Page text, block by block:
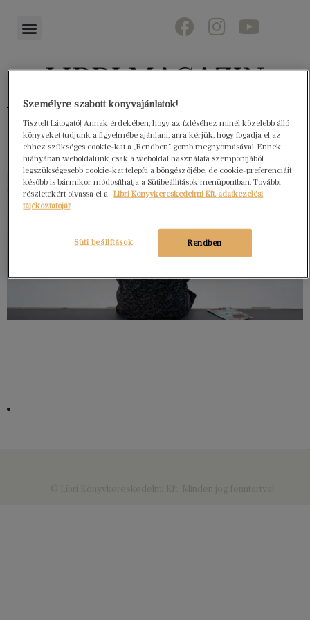
Könyvektől az olvasókig
Személyre szabott könyvajánlatok!
Tisztelt Látogató! Annak érdekében, hogy az ízléséhez minél közelebb álló
könyveket tudjunk a figyelmébe ajánlani, arra kérjük, hogy fogadja el az
ehhez szükséges cookie-kat a „Rendben” gomb megnyomásával. Ennek
hiányában weboldalunk csak a weboldal használata szempontjából
legszükségesebb cookie-kat telepíti a böngészőjébe, de cookie-preferenciáit
később is bármikor módosíthatja a Sütibeállítások menüpontban. További
részletekért olvassa el a
Libri Könyvkereskedelmi Kft. adatkezelési
tájékoztatóját!
Rendben
Süti beállítások